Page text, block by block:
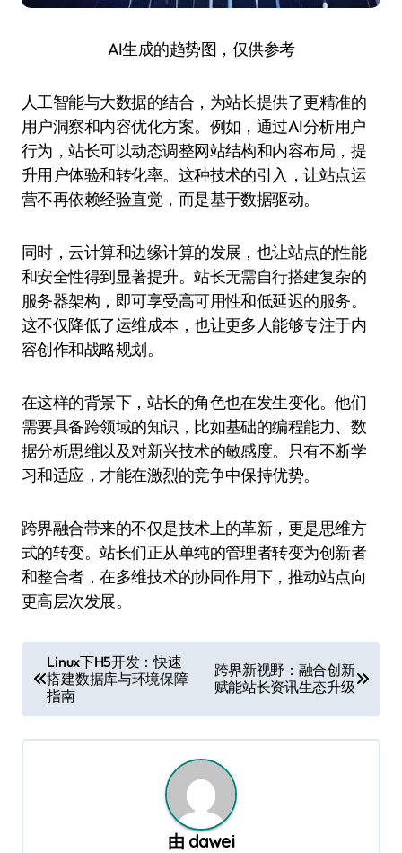
AI生成的趋势图，仅供参考
人工智能与大数据的结合，为站长提供了更精准的
用户洞察和内容优化方案。例如，通过AI分析用户
行为，站长可以动态调整网站结构和内容布局，提
升用户体验和转化率。这种技术的引入，让站点运
营不再依赖经验直觉，而是基于数据驱动。
同时，云计算和边缘计算的发展，也让站点的性能
和安全性得到显著提升。站长无需自行搭建复杂的
服务器架构，即可享受高可用性和低延迟的服务。
这不仅降低了运维成本，也让更多人能够专注于内
容创作和战略规划。
在这样的背景下，站长的角色也在发生变化。他们
需要具备跨领域的知识，比如基础的编程能力、数
据分析思维以及对新兴技术的敏感度。只有不断学
习和适应，才能在激烈的竞争中保持优势。
跨界融合带来的不仅是技术上的革新，更是思维方
式的转变。站长们正从单纯的管理者转变为创新者
和整合者，在多维技术的协同作用下，推动站点向
更高层次发展。
章
导
航
Linux下H5开发：快速
搭建数据库与环境保障
指南
跨界新视野：融合创新
赋能站长资讯生态升级
由 dawei